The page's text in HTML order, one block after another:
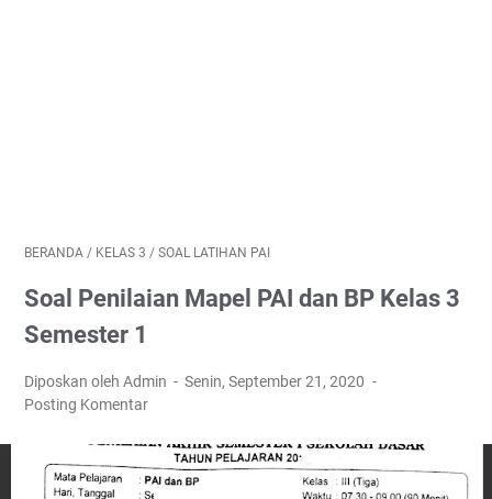
BERANDA / KELAS 3 / SOAL LATIHAN PAI
Soal Penilaian Mapel PAI dan BP Kelas 3
Semester 1
Diposkan oleh Admin
Senin, September 21, 2020
Posting Komentar